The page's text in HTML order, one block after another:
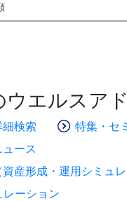
ウエルスア
検索
特集・セ
ース
産形成・運用シミュレ
レーション